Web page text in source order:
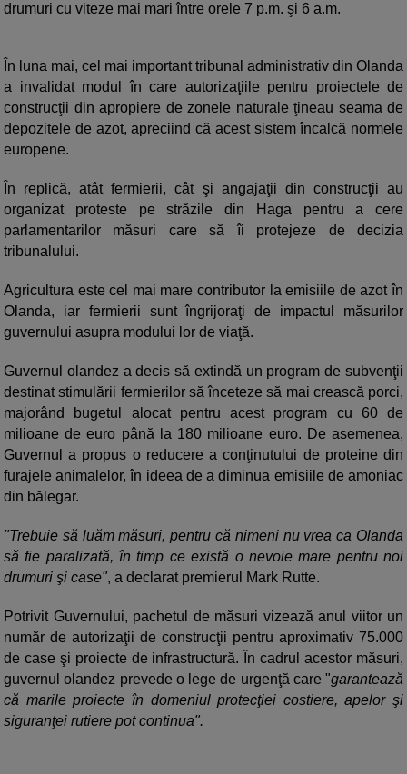
drumuri cu viteze mai mari între orele 7 p.m. şi 6 a.m.
În luna mai, cel mai important tribunal administrativ din Olanda
a invalidat modul în care autorizaţiile pentru proiectele de
construcţii din apropiere de zonele naturale ţineau seama de
depozitele de azot, apreciind că acest sistem încalcă normele
europene.
În replică, atât fermierii, cât şi angajaţii din construcţii au
organizat proteste pe străzile din Haga pentru a cere
parlamentarilor măsuri care să îi protejeze de decizia
tribunalului.
Agricultura este cel mai mare contributor la emisiile de azot în
Olanda, iar fermierii sunt îngrijoraţi de impactul măsurilor
guvernului asupra modului lor de viaţă.
Guvernul olandez a decis să extindă un program de subvenţii
destinat stimulării fermierilor să înceteze să mai crească porci,
majorând bugetul alocat pentru acest program cu 60 de
milioane de euro până la 180 milioane euro. De asemenea,
Guvernul a propus o reducere a conţinutului de proteine din
furajele animalelor, în ideea de a diminua emisiile de amoniac
din bălegar.
"Trebuie să luăm măsuri, pentru că nimeni nu vrea ca Olanda
să fie paralizată, în timp ce există o nevoie mare pentru noi
drumuri şi case", a declarat premierul Mark Rutte.
Potrivit Guvernului, pachetul de măsuri vizează anul viitor un
număr de autorizaţii de construcţii pentru aproximativ 75.000
de case şi proiecte de infrastructură. În cadrul acestor măsuri,
guvernul olandez prevede o lege de urgenţă care "garantează
că marile proiecte în domeniul protecţiei costiere, apelor şi
siguranţei rutiere pot continua".